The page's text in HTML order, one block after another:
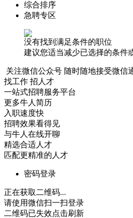
综合排序
急聘专区
没有找到满足条件的职位
建议您适当减少已选择的条件
关注微信公众号 随时随地接受微信
找工作 招人才
一站式招聘服务平台
更多牛人简历
入职速度快
招聘效果看得见
与牛人在线开聊
精选合适人才
匹配更精准的人才
密码登录
正在获取二维码...
请使用微信扫一扫登录
二维码已失效点击刷新